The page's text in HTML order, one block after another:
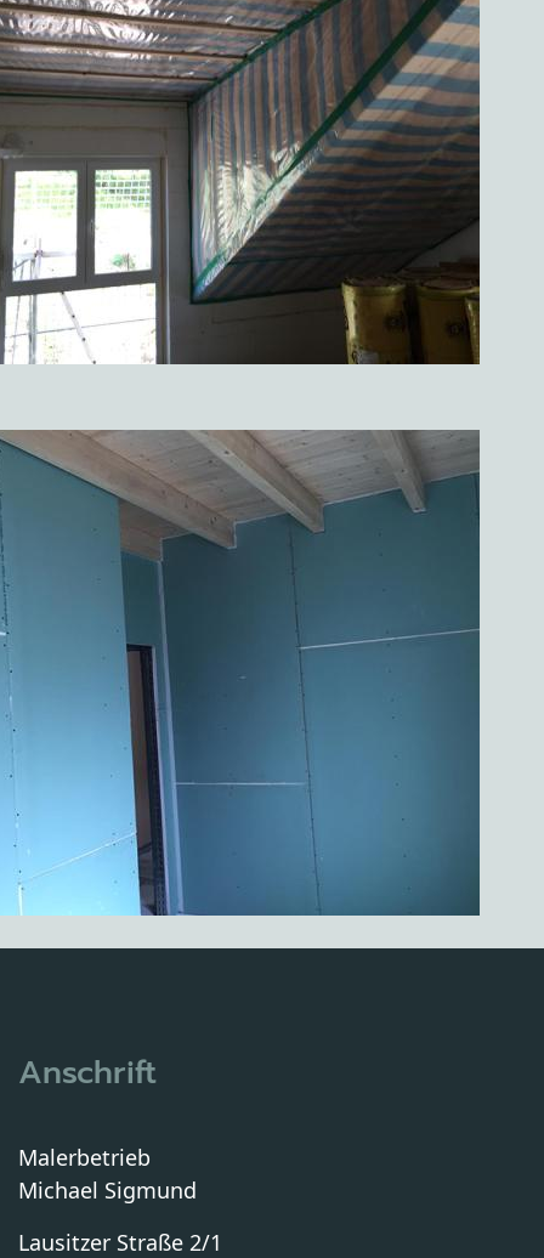
Anschrift
Malerbetrieb
Michael Sigmund
Lausitzer Straße 2/1